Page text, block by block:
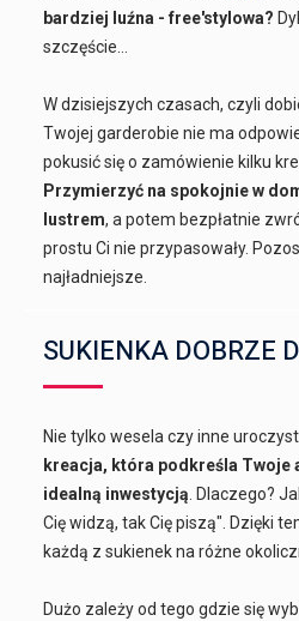
bardziej luźna - free'stylowa?
szczęście...
W dzisiejszych czasach, czyli
Twojej garderobie nie ma
pokusić się o zamówienie kilku
Przymierzyć na spokojnie w
lustrem, a potem bezpłatnie
prostu Ci nie przypasowały.
najładniejsze.
SUKIENKA DOBRZE
Nie tylko wesela czy inne
kreacja, która podkreśla Twoje
idealną inwestycją . Dlaczego?
Cię widzą, tak Cię piszą". Dzięki
każdą z sukienek na różne
Dużo zależy od tego gdzie się